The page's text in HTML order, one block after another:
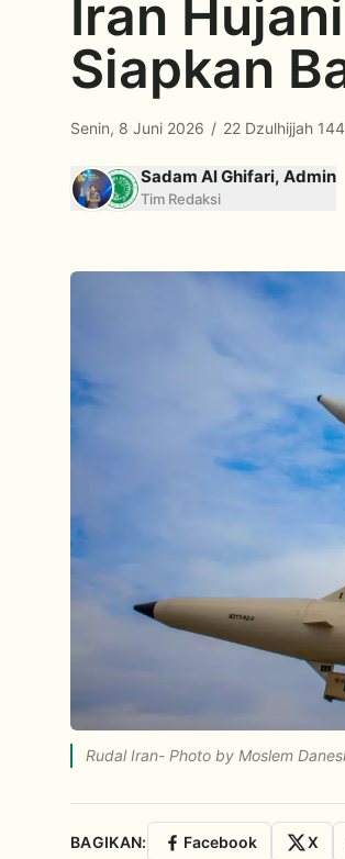
Iran
Siapkan
Senin, 8 Juni 2026 / 22 Dzulhijjah
Sadam Al Ghifari, Admin
Tim Redaksi
Rudal Iran- Photo by Moslem
BAGIKAN: Facebook X